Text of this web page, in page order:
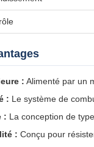
: Alimenté par un
: Le système de
: La conception de
: Conçu pour